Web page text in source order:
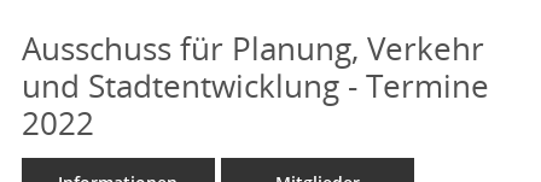
Ausschuss für Planung, Verkehr
und Stadtentwicklung - Termine
2022